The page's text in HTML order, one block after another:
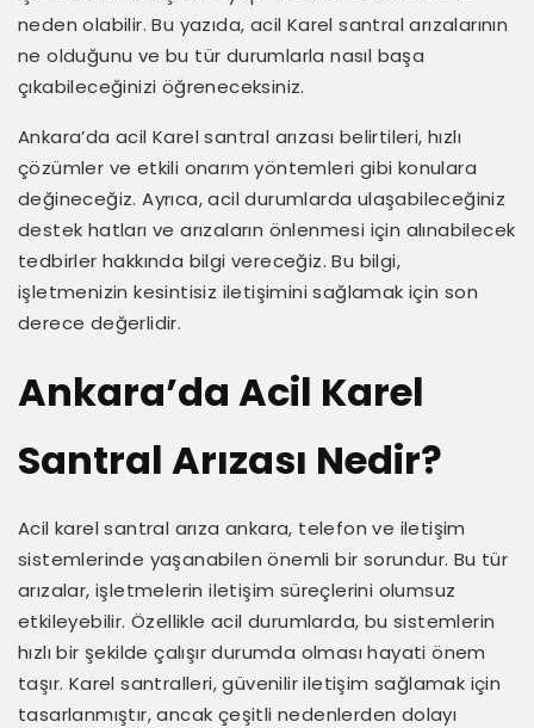
neden olabilir. Bu yazıda, acil Karel santral arızalarının
ne olduğunu ve bu tür durumlarla nasıl başa
çıkabileceğinizi öğreneceksiniz.
Ankara’da acil Karel santral arızası belirtileri, hızlı
çözümler ve etkili onarım yöntemleri gibi konulara
değineceğiz. Ayrıca, acil durumlarda ulaşabileceğiniz
destek hatları ve arızaların önlenmesi için alınabilecek
tedbirler hakkında bilgi vereceğiz. Bu bilgi,
işletmenizin kesintisiz iletişimini sağlamak için son
derece değerlidir.
Ankara’da Acil Karel
Santral Arızası Nedir?
Acil karel santral arıza ankara, telefon ve iletişim
sistemlerinde yaşanabilen önemli bir sorundur. Bu tür
arızalar, işletmelerin iletişim süreçlerini olumsuz
etkileyebilir. Özellikle acil durumlarda, bu sistemlerin
hızlı bir şekilde çalışır durumda olması hayati önem
taşır. Karel santralleri, güvenilir iletişim sağlamak için
tasarlanmıştır, ancak çeşitli nedenlerden dolayı